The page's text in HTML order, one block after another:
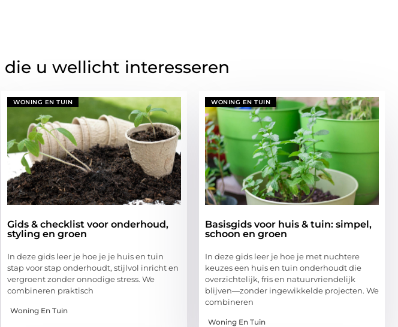
die u wellicht interesseren
WONING EN TUIN
Gids & checklist voor onderhoud,
styling en groen
In deze gids leer je hoe je je huis en tuin
stap voor stap onderhoudt, stijlvol inricht en
vergroent zonder onnodige stress. We
combineren praktisch
Woning En Tuin
WONING EN TUIN
Basisgids voor huis & tuin: simpel,
schoon en groen
In deze gids leer je hoe je met nuchtere
keuzes een huis en tuin onderhoudt die
overzichtelijk, fris en natuurvriendelijk
blijven—zonder ingewikkelde projecten. We
combineren
Woning En Tuin